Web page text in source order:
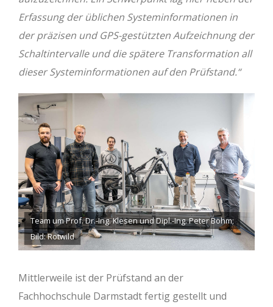
Erfassung der üblichen Systeminformationen in
der präzisen und GPS-gestützten Aufzeichnung der
Schaltintervalle und die spätere Transformation all
dieser Systeminformationen auf den Prüfstand.“
Team um Prof. Dr.-Ing. Klesen und Dipl.-Ing. Peter Böhm;
Bild: Rotwild
Mittlerweile ist der Prüfstand an der
Fachhochschule Darmstadt fertig gestellt und